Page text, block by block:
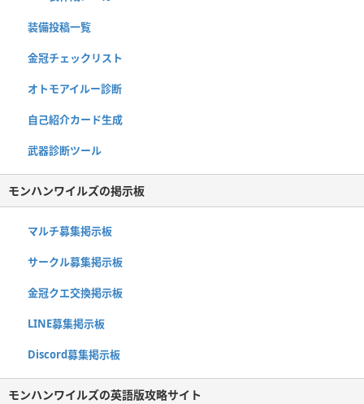
装備投稿一覧
金冠チェックリスト
オトモアイルー診断
自己紹介カード生成
武器診断ツール
モンハンワイルズの掲示板
マルチ募集掲示板
サークル募集掲示板
金冠クエ交換掲示板
LINE募集掲示板
Discord募集掲示板
モンハンワイルズの英語版攻略サイト